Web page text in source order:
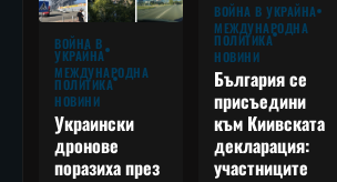
ВОЙНА В
УКРАЙНА
МЕЖДУНАРОДНА
ПОЛИТИКА
НОВИНИ
Украински
дронове
поразиха през
ВОЙНА В УКРАЙНА
МЕЖДУНАРОДНА
ПОЛИТИКА
НОВИНИ
България се
присъедини
към Киивската
декларация:
участниците